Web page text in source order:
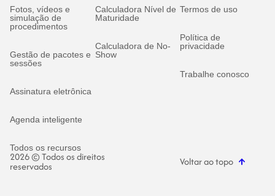
Fotos, vídeos e
simulação de
procedimentos
Gestão de pacotes e
sessões
Assinatura eletrônica
Agenda inteligente
Todos os recursos
Calculadora Nível de
Maturidade
Calculadora de No-
Show
Termos de uso
Política de
privacidade
Trabalhe conosco
2026 © Todos os direitos
reservados Voltar ao topo